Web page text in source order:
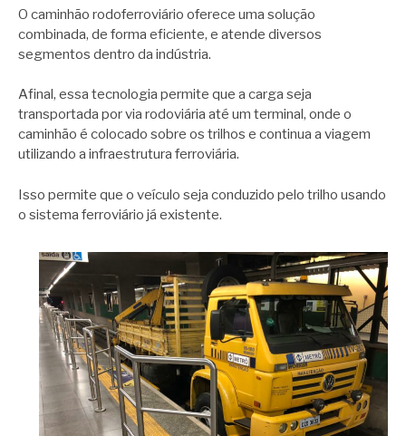
O caminhão rodoferroviário oferece uma solução
combinada, de forma eficiente, e atende diversos
segmentos dentro da indústria.
Afinal, essa tecnologia permite que a carga seja
transportada por via rodoviária até um terminal, onde o
caminhão é colocado sobre os trilhos e continua a viagem
utilizando a infraestrutura ferroviária.
Isso permite que o veículo seja conduzido pelo trilho usando
o sistema ferroviário já existente.